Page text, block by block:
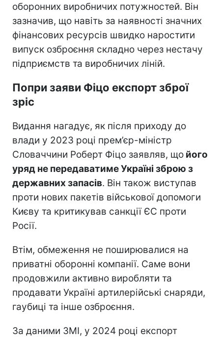
оборонних виробничих потужностей. Він
зазначив, що навіть за наявності значних
фінансових ресурсів швидко наростити
випуск озброєння складно через нестачу
підприємств та виробничих ліній.
Попри заяви Фіцо експорт зброї
зріс
Видання нагадує, як після приходу до
влади у 2023 році прем’єр-міністр
Словаччини Роберт Фіцо заявляв, що його
уряд не передаватиме Україні зброю з
державних запасів. Він також виступав
проти нових пакетів військової допомоги
Києву та критикував санкції ЄС проти
Росії.
Втім, обмеження не поширювалися на
приватні оборонні компанії. Саме вони
продовжили активно виробляти та
продавати Україні артилерійські снаряди,
гаубиці та інше озброєння.
За даними ЗМІ, у 2024 році експорт